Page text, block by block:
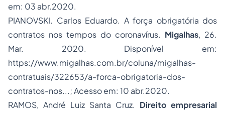
em: 03 abr.2020.
PIANOVSKI. Carlos Eduardo. A força obrigatória dos
contratos nos tempos do coronavírus. Migalhas, 26.
Mar. 2020. Disponível em:
https://www.migalhas.com.br/coluna/migalhas-
contratuais/322653/a-forca-obrigatoria-dos-
contratos-nos...; Acesso em: 10 abr.2020.
RAMOS, André Luiz Santa Cruz. Direito empresarial